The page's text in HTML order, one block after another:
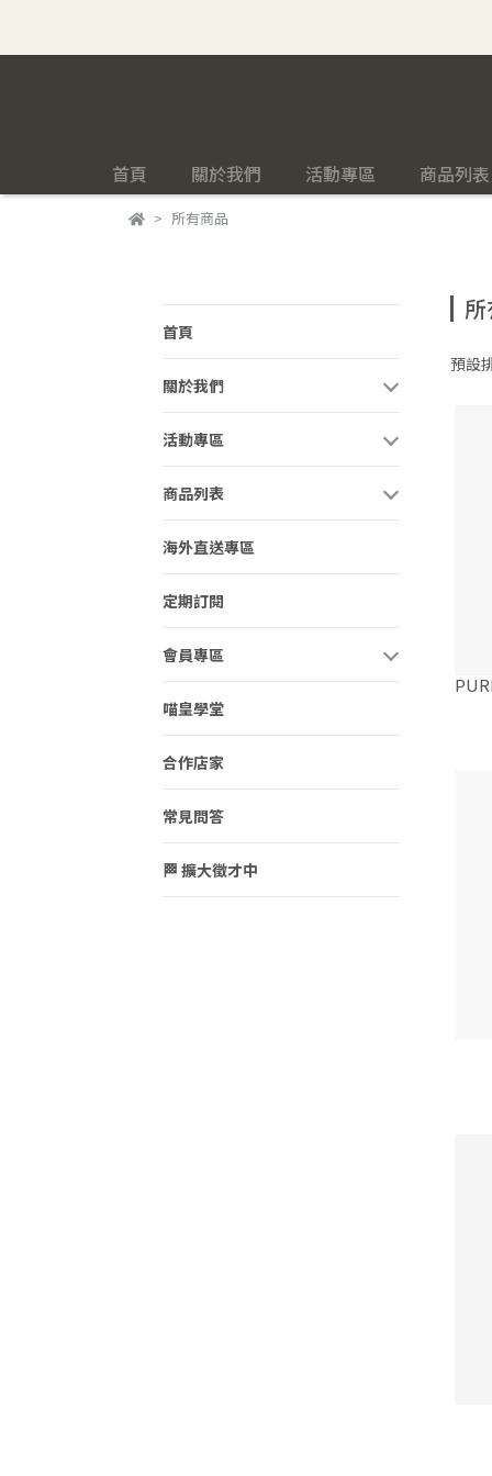
首頁 關於我們 活動專區 商品列表
所有商品
首頁
關於我們
活動專區
商品列表
海外直送專區
定期訂閱
會員專區
喵皇學堂
合作店家
常見問答
🏁 擴大徵才中
預設